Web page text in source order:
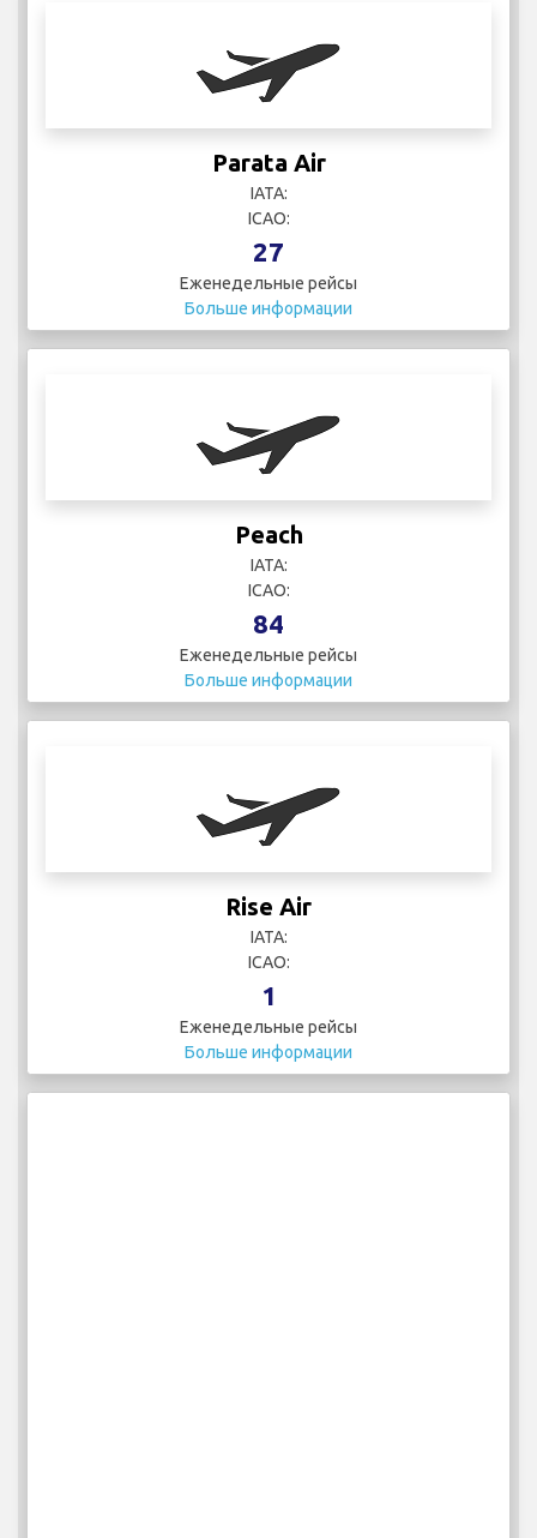
Parata Air
IATA:
ICAO:
27
Еженедельные рейсы
Больше информации
Peach
IATA:
ICAO:
84
Еженедельные рейсы
Больше информации
Rise Air
IATA:
ICAO:
1
Еженедельные рейсы
Больше информации